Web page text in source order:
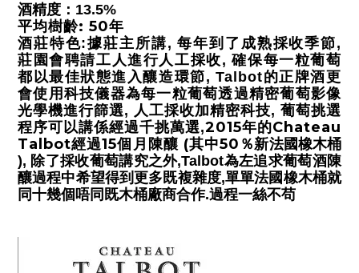
酒精度： 13.5%
平均樹齡: 50年
酒莊特色:據莊主所講, 每年到了成熟採收季節,
莊園會聘請工人進行人工採收, 確保每一粒葡萄
都以最佳狀態進入釀造環節, Talbot的正牌酒更
會使用科技儀器為每一粒葡萄透過精密葡萄影像
光學機進行篩選, 人工採收加精密科技, 葡萄挑選
程序可以講係經過千挑萬選,2015年的Chateau
Talbot經過15個月陳釀 (其中50 ％新法國橡木桶
), 除了採收葡萄講究之外,Talbot為左追求葡萄酒陳
釀過程中希望得到更多既複雜度,單單法國橡木桶就
同十幾個唔同既木桶廠商合作.過程一絲不苟